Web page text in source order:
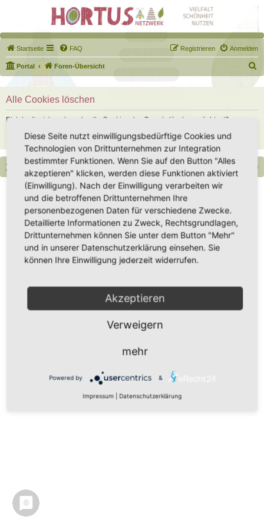
Startseite FAQ Anmelden
Registrieren
Portal Foren-Übersicht
u
Alle Cookies löschen
Bist du dir sicher, dass du alle Cookies des Boards löschen möchtest?
UTC+02:00
Copyright - Hortus-Netzwerk.de unterstützt durch phpBB
Impressum |Datenschutz|Datenschutz Social Media Nutzungsbedingungen
Diese Seite nutzt einwilligungsbedürftige Cookies und
Technologien von Drittunternehmen zur Integration
bestimmter Funktionen. Wenn Sie auf den Button "Alles
akzeptieren" klicken, werden diese Funktionen aktiviert
(Einwilligung). Nach der Einwilligung verarbeiten wir
und die betroffenen Drittunternehmen Ihre
personenbezogenen Daten für verschiedene Zwecke.
Detaillierte Informationen zu Zweck, Rechtsgrundlagen,
Drittunternehmen können Sie unter dem Button "Mehr"
und in unserer Datenschutzerklärung einsehen. Sie
können Ihre Einwilligung jederzeit widerrufen.
Akzeptieren
Verweigern
mehr
Powered by &
Impressum Datenschutzerklärung